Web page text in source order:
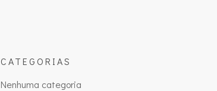
CATEGORIAS
Nenhuma categoria